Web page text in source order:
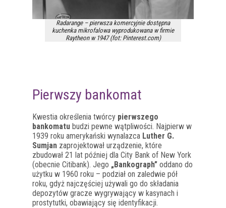
Radarange – pierwsza komercyjnie dostępna
kuchenka mikrofalowa wyprodukowana w firmie
Raytheon w 1947 (fot: Pinterest.com)
Pierwszy bankomat
Kwestia określenia twórcy pierwszego
bankomatu budzi pewne wątpliwości. Najpierw w
1939 roku amerykański wynalazca Luther G.
Sumjan zaprojektował urządzenie, które
zbudował 21 lat później dla City Bank of New York
(obecnie Citibank). Jego „Bankograph” oddano do
użytku w 1960 roku – podział on zaledwie pół
roku, gdyż najczęściej używali go do składania
depozytów gracze wygrywający w kasynach i
prostytutki, obawiający się identyfikacji.